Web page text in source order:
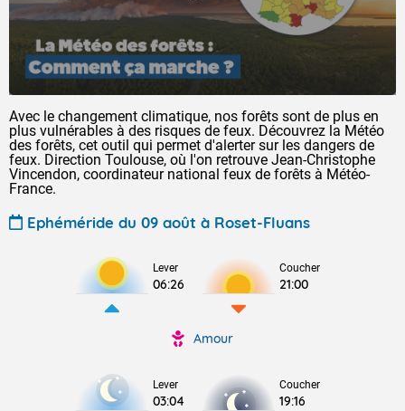
Avec le changement climatique, nos forêts sont de plus en
plus vulnérables à des risques de feux. Découvrez la Météo
des forêts, cet outil qui permet d'alerter sur les dangers de
feux. Direction Toulouse, où l'on retrouve Jean-Christophe
Vincendon, coordinateur national feux de forêts à Météo-
France.
Ephéméride du 09 août à Roset-Fluans
Lever
06:26
Coucher
21:00
Amour
Lever
03:04
Coucher
19:16